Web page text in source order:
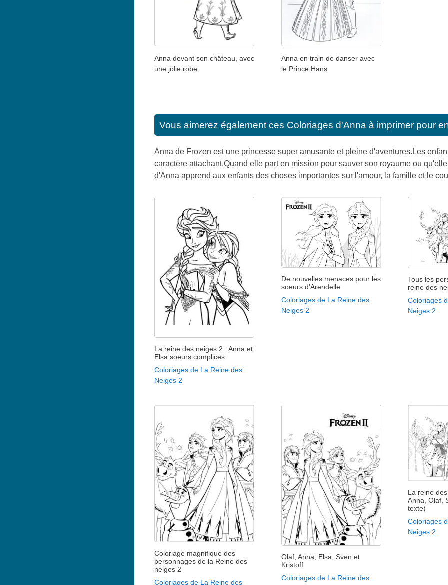
Anna devant son château, avec
une jolie robe
Anna en train de danser avec
le Prince Hans
Vous aimerez également ces Coloriages d'Anna à imprimer pour
Anna de Frozen est une princesse super amusante et pleine d'aventures.Les
caractère attachant.Quand elle part en mission pour sauver son royaume ou
d'Anna apprend aux enfants des choses importantes sur l'amour, la famille et le
La reine des neiges 2 : Anna et
Elsa soeurs complices
Coloriages de La Reine des
Neiges 2
De nouvelles menaces pour les
soeurs d'Arendelle
Coloriages de La Reine des
Neiges 2
Tous les
reine des
Coloriages
Neiges 2
Coloriage magnifique des
personnages de la Reine des
neiges 2
Coloriages de La Reine des
Olaf, Anna, Elsa, Sven et
Kristoff
Coloriages de La Reine des
La reine
Anna, Olaf,
texte)
Coloriages
Neiges 2